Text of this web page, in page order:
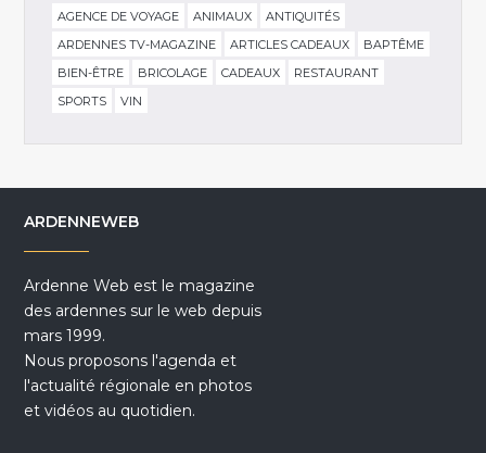
AGENCE DE VOYAGE ANIMAUX
ANTIQUITÉS
ARDENNES TV-MAGAZINE
ARTICLES CADEAUX
BAPTÊME
BIEN-ÊTRE
BRICOLAGE CADEAUX
RESTAURANT
SPORTS
VIN
ARDENNEWEB
Ardenne Web est le magazine
des ardennes sur le web depuis
mars 1999.
Nous proposons l'agenda et
l'actualité régionale en photos
et vidéos au quotidien.